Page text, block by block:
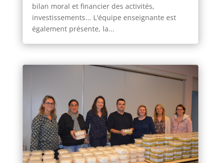
bilan moral et financier des activités,
investissements... L'équipe enseignante est
également présente, la...